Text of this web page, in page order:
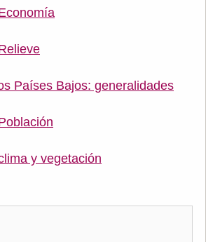
Países Bajos: generalidades
y vegetación